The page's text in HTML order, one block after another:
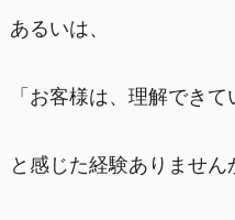
あるいは、
「お客様は、理解できて
と感じた経験ありません